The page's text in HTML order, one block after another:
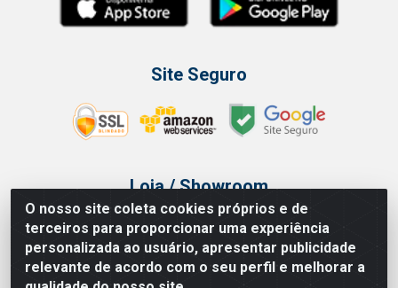
O nosso site coleta cookies próprios e de
terceiros para proporcionar uma experiência
personalizada ao usuário, apresentar publicidade
relevante de acordo com o seu perfil e melhorar a
Site Seguro
Loja / Showroom
Tel.: (11) 3314 6400
Av Vautier, 468 - Pari - São Paulo/SP